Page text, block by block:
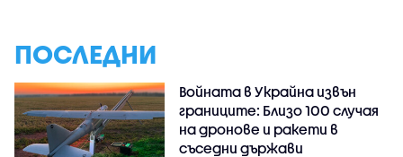
ПОСЛЕДНИ
Войната в Украйна извън
границите: Близо 100 случая
на дронове и ракети в
съседни държави